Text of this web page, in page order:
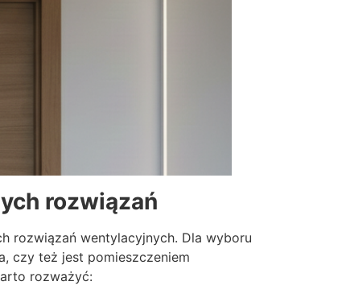
rozwiązań
rozwiązań wentylacyjnych. Dla wyboru
czy też jest pomieszczeniem
rozważyć: